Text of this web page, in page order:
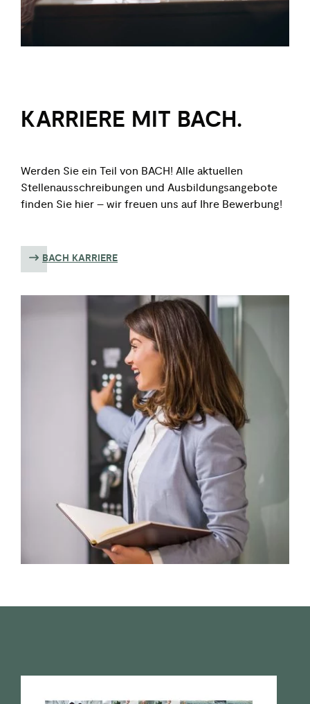
KARRIERE MIT BACH.
Werden Sie ein Teil von BACH! Alle aktuellen
Stellenausschreibungen und Ausbildungsangebote
finden Sie hier – wir freuen uns auf Ihre Bewerbung!
BACH KARRIERE